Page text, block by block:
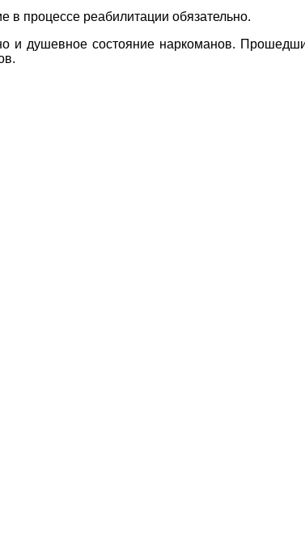
в процессе реабилитации обязательно.
и душевное состояние наркоманов.